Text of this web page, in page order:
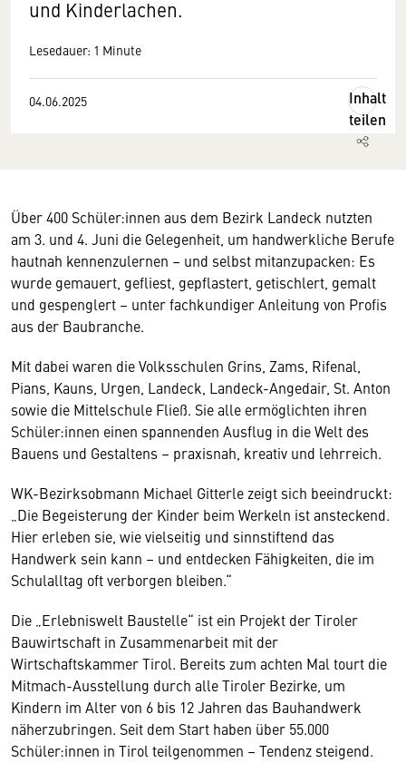
und Kinderlachen.
Lesedauer: 1 Minute
04.06.2025
Inhalt
teilen
Über 400 Schüler:innen aus dem Bezirk Landeck nutzten
am 3. und 4. Juni die Gelegenheit, um handwerkliche Berufe
hautnah kennenzulernen – und selbst mitanzupacken: Es
wurde gemauert, gefliest, gepflastert, getischlert, gemalt
und gespenglert – unter fachkundiger Anleitung von Profis
aus der Baubranche.
Mit dabei waren die Volksschulen Grins, Zams, Rifenal,
Pians, Kauns, Urgen, Landeck, Landeck-Angedair, St. Anton
sowie die Mittelschule Fließ. Sie alle ermöglichten ihren
Schüler:innen einen spannenden Ausflug in die Welt des
Bauens und Gestaltens – praxisnah, kreativ und lehrreich.
WK-Bezirksobmann Michael Gitterle zeigt sich beeindruckt:
„Die Begeisterung der Kinder beim Werkeln ist ansteckend.
Hier erleben sie, wie vielseitig und sinnstiftend das
Handwerk sein kann – und entdecken Fähigkeiten, die im
Schulalltag oft verborgen bleiben.“
Die „Erlebniswelt Baustelle“ ist ein Projekt der Tiroler
Bauwirtschaft in Zusammenarbeit mit der
Wirtschaftskammer Tirol. Bereits zum achten Mal tourt die
Mitmach-Ausstellung durch alle Tiroler Bezirke, um
Kindern im Alter von 6 bis 12 Jahren das Bauhandwerk
näherzubringen. Seit dem Start haben über 55.000
Schüler:innen in Tirol teilgenommen – Tendenz steigend.